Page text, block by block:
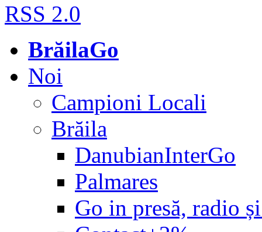
RSS 2.0
BrăilaGo
Noi
Campioni Locali
Brăila
DanubianInterGo
Palmares
Go in presă, radio